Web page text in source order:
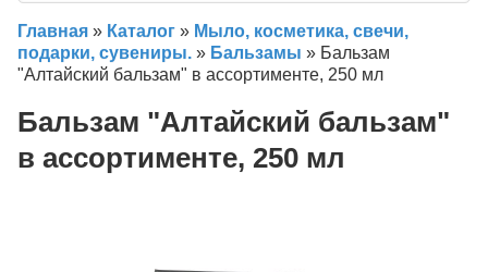
Главная » Каталог » Мыло, косметика, свечи,
подарки, сувениры. » Бальзамы » Бальзам
"Алтайский бальзам" в ассортименте, 250 мл
Бальзам "Алтайский бальзам"
в ассортименте, 250 мл